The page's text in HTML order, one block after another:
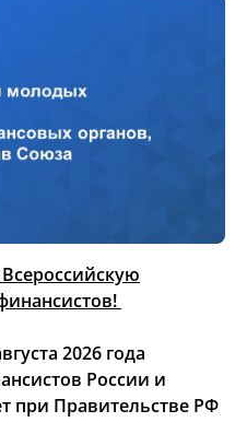
2026 года
России и
при Правительстве РФ